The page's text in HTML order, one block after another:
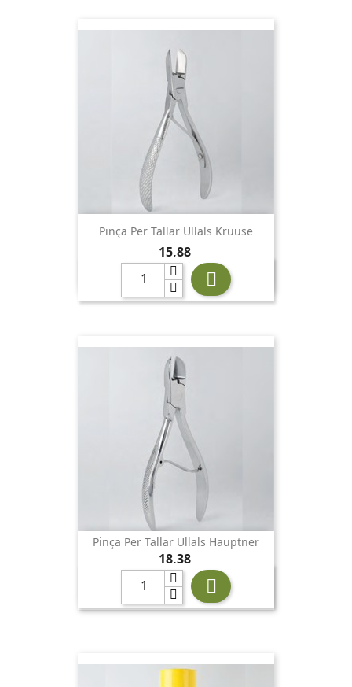
Pinça Per Tallar Ullals Kruuse
Preu
15,88

Pinça Per Tallar Ullals Hauptner
Preu
18,38
